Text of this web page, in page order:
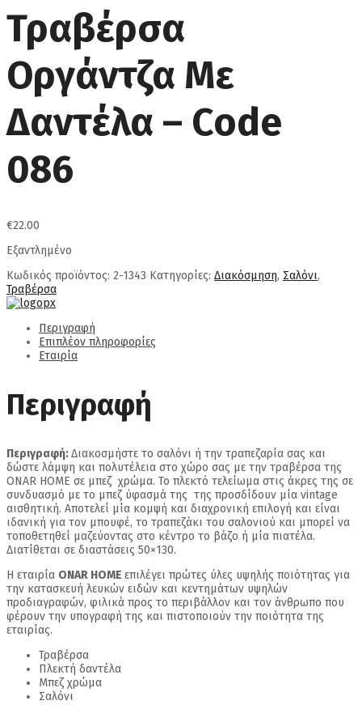
Τραβέρσα
Οργάντζα Με
Δαντέλα – Code
086
€22.00
Εξαντλημένο
Κωδικός προϊόντος: 2-1343 Κατηγορίες: Διακόσμηση, Σαλόνι,
Τραβέρσα
Περιγραφή
Επιπλέον πληροφορίες
Εταιρία
Περιγραφή
Περιγραφή:Διακοσμήστε το σαλόνι ή την τραπεζαρία σας και
δώστε λάμψη και πολυτέλεια στο χώρο σας με την τραβέρσα της
ONAR HOME σε μπεζ χρώμα. Το πλεκτό τελείωμα στις άκρες της σε
συνδυασμό με το μπεζ ύφασμά της της προσδίδουν μία vintage
αισθητική. Αποτελεί μία κομψή και διαχρονική επιλογή και είναι
ιδανική για τον μπουφέ, το τραπεζάκι του σαλονιού και μπορεί να
τοποθετηθεί μαζεύοντας στο κέντρο το βάζο ή μία πιατέλα.
Διατίθεται σε διαστάσεις 50×130.
Η εταιρία ONAR HOME επιλέγει πρώτες ύλες υψηλής ποιότητας για
την κατασκευή λευκών ειδών και κεντημάτων υψηλών
προδιαγραφών, φιλικά προς το περιβάλλον και τον άνθρωπο που
φέρουν την υπογραφή της και πιστοποιούν την ποιότητα της
εταιρίας.
Τραβέρσα
Πλεκτή δαντέλα
Μπεζ χρώμα
Σαλόνι